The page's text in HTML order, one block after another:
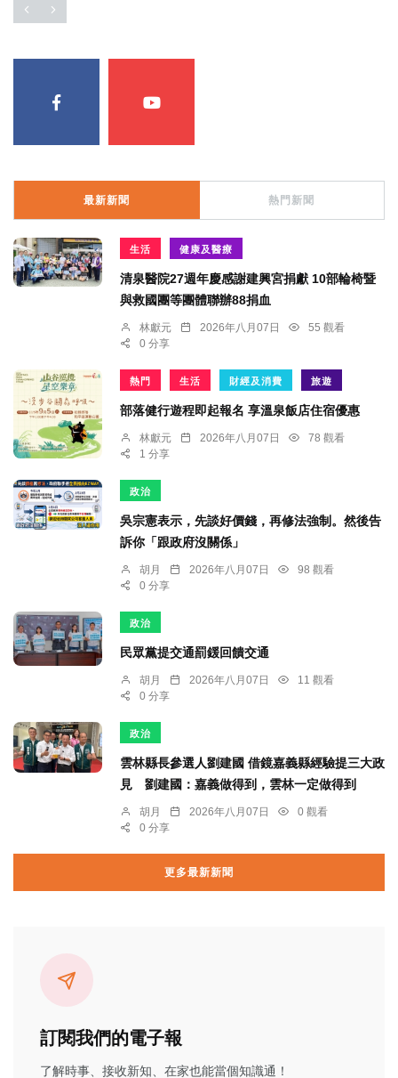
最新新聞 熱門新聞
生活 健康及醫療
清泉醫院27週年慶感謝建興宮捐獻 10部輪椅暨
與救國團等團體聯辦88捐血
林獻元 2026年八月07日
55 觀看
0 分享
熱門 生活 財經及消費 旅遊
部落健行遊程即起報名 享溫泉飯店住宿優惠
林獻元 2026年八月07日
78 觀看
1 分享
政治
吳宗憲表示，先談好價錢，再修法強制。然後告
訴你「跟政府沒關係」
胡月 2026年八月07日
98 觀看
0 分享
政治
民眾黨提交通罰鍰回饋交通
胡月 2026年八月07日
11 觀看
0 分享
政治
雲林縣長參選人劉建國 借鏡嘉義縣經驗提三大政
見 劉建國：嘉義做得到，雲林一定做得到
胡月 2026年八月07日
0 觀看
0 分享
更多最新新聞
訂閱我們的電子報
了解時事、接收新知、在家也能當個知識通！